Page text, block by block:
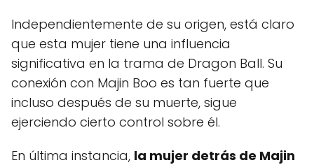
Independientemente de su origen, está claro
que esta mujer tiene una influencia
significativa en la trama de Dragon Ball. Su
conexión con Majin Boo es tan fuerte que
incluso después de su muerte, sigue
ejerciendo cierto control sobre él.
En última instancia, la mujer detrás de Majin